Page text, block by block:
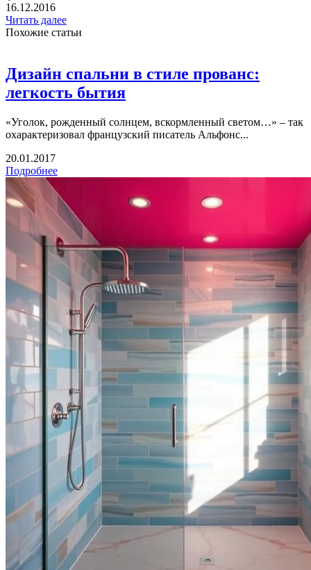
16.12.2016
Читать далее
Похожие статьи
Дизайн спальни в стиле прованс:
легкость бытия
«Уголок, рожденный солнцем, вскормленный светом…» – так
охарактеризовал французский писатель Альфонс...
20.01.2017
Подробнее